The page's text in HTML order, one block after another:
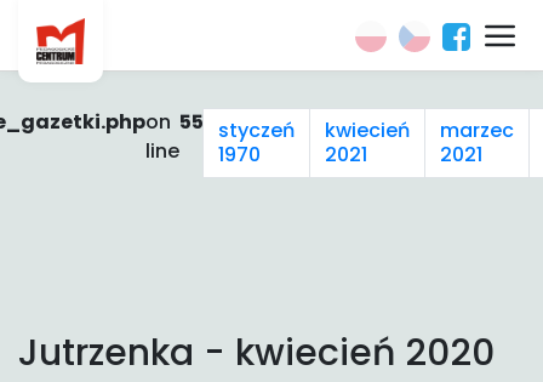
on
line
55
styczeń
1970
kwiecień
2021
marzec
2021
Jutrzenka - kwiecień 2020